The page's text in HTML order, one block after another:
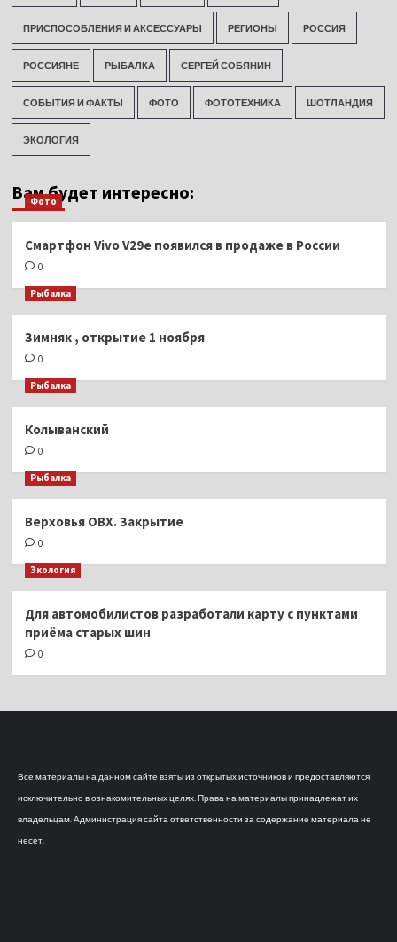
ПРИСПОСОБЛЕНИЯ И АКСЕССУАРЫ РЕГИОНЫ РОССИЯ
РОССИЯНЕ РЫБАЛКА СЕРГЕЙ СОБЯНИН
СОБЫТИЯ И ФАКТЫ ФОТО ФОТОТЕХНИКА ШОТЛАНДИЯ
ЭКОЛОГИЯ
Вам будет интересно:
Фото
Смартфон Vivo V29e появился в продаже в России
0
Рыбалка
Зимняк , открытие 1 ноября
0
Рыбалка
Колыванский
0
Рыбалка
Верховья ОВХ. Закрытие
0
Экология
Для автомобилистов разработали карту с пунктами
приёма старых шин
0
Все материалы на данном сайте взяты из открытых источников и предоставляются
исключительно в ознакомительных целях. Права на материалы принадлежат их
владельцам. Администрация сайта ответственности за содержание материала не
несет.